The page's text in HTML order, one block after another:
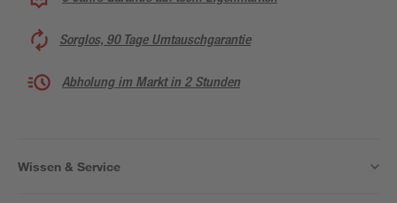
Sorglos, 90 Tage Umtauschgarantie
Abholung im Markt in 2 Stunden
Wissen & Service